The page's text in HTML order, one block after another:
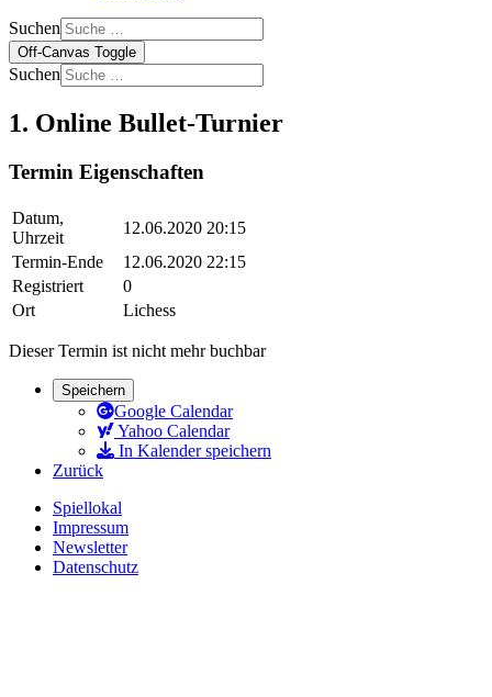
Suchen
Off-Canvas Toggle
Suchen
1. Online Bullet-Turnier
Termin Eigenschaften
Datum,
Uhrzeit
12.06.2020 20:15
Termin-Ende
12.06.2020 22:15
Registriert
0
Ort
Lichess
Dieser Termin ist nicht mehr buchbar
Speichern
Google Calendar
Yahoo Calendar
In Kalender speichern
Zurück
Spiellokal
Impressum
Newsletter
Datenschutz